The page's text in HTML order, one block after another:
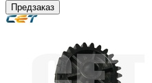
Предзаказ